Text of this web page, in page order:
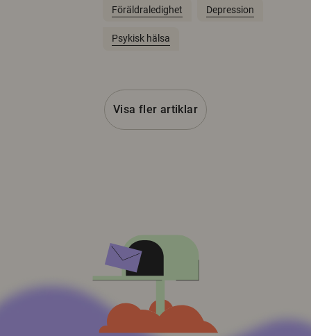
Föräldraledighet Depression
Psykisk hälsa
Visa fler artiklar